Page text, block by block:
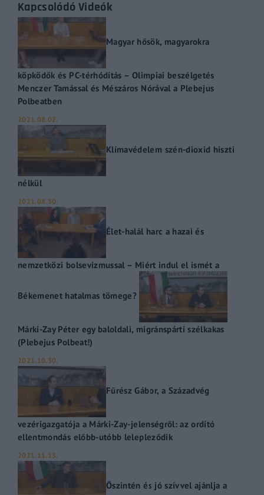
Kapcsolódó Videók
Magyar hősök, magyarokra
köpködők és PC-térhódítás – Olimpiai beszélgetés
Menczer Tamással és Mészáros Nórával a Plebejus
Polbeatben
2021.08.02.
Klímavédelem szén-dioxid hiszti
nélkül
2021.08.30.
Élet-halál harc a hazai és
nemzetközi bolsevizmussal – Miért indul el ismét a
Békemenet hatalmas tömege?
Márki-Zay Péter egy baloldali, migránspárti szélkakas
(Plebejus Polbeat!)
2021.10.30.
Fűrész Gábor, a Századvég
vezérigazgatója a Márki-Zay-jelenségről: az ordító
ellentmondás előbb-utóbb lelepleződik
2021.11.13.
Őszintén és jó szívvel ajánlja a